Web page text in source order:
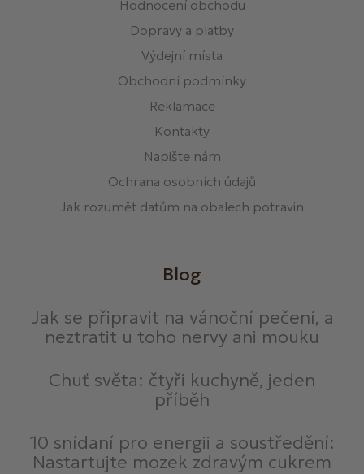
Hodnocení obchodu
Dopravy a platby
Výdejní místa
Obchodní podmínky
Reklamace
Kontakty
Napište nám
Ochrana osobních údajů
Jak rozumět datům na obalech potravin
Blog
Jak se připravit na vánoční pečení, a
neztratit u toho nervy ani mouku
Chuť světa: čtyři kuchyně, jeden
příběh
10 snídaní pro energii a soustředění:
Nastartujte mozek zdravým cukrem